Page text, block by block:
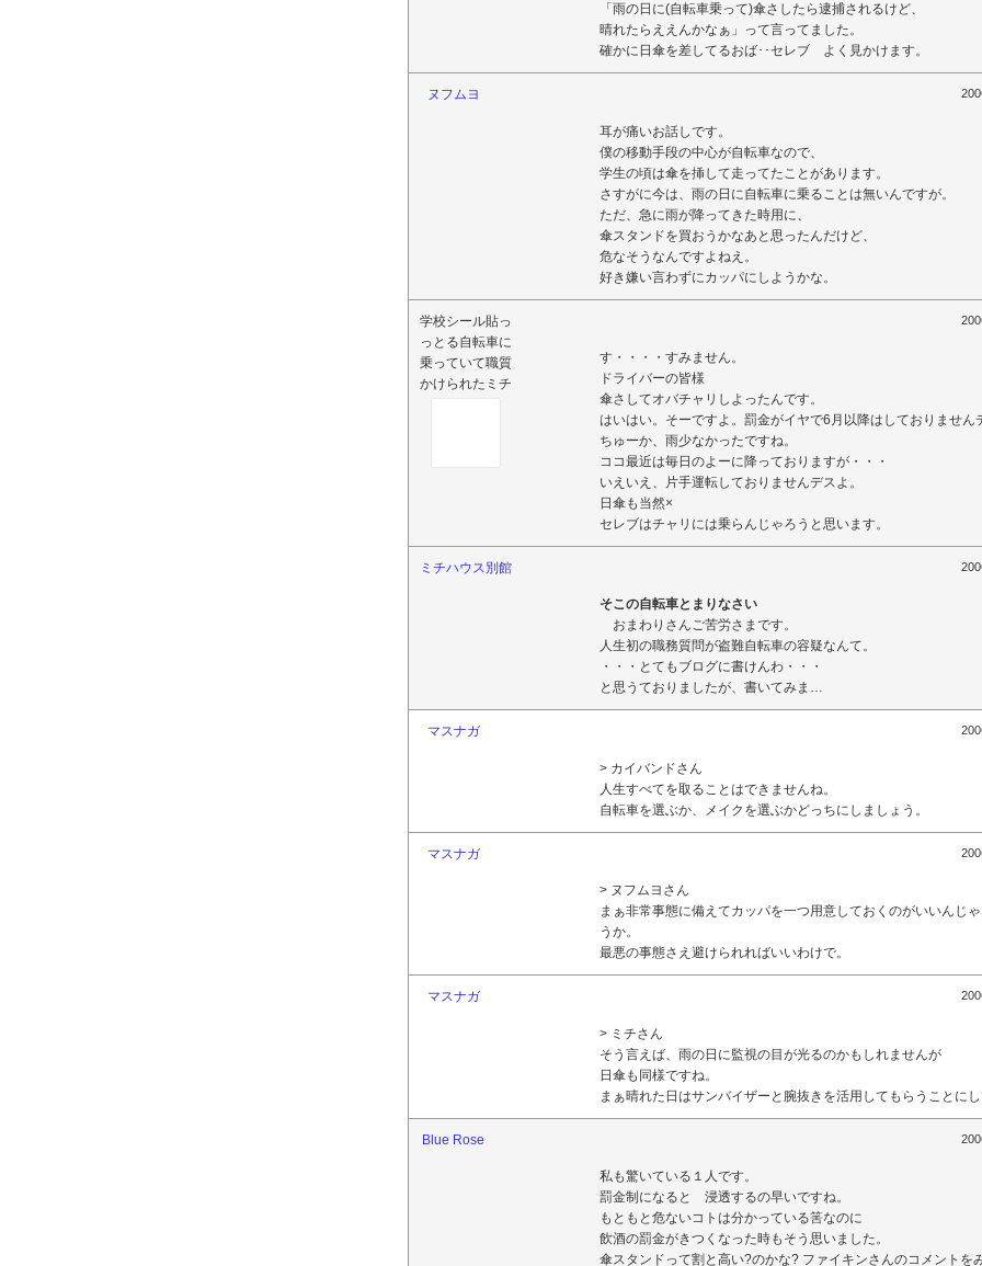
「雨の日に(自転車乗って)傘さしたら逮捕されるけど、
晴れたらええんかなぁ」って言ってました。
確かに日傘を差してるおば･･セレブ よく見かけます。
ヌフムヨ
耳が痛いお話しです。
僕の移動手段の中心が自転車なので、
学生の頃は傘を挿して走ってたことがあります。
さすがに今は、雨の日に自転車に乗ることは無いんですが。
ただ、急に雨が降ってきた時用に、
傘スタンドを買おうかなあと思ったんだけど、
危なそうなんですよねえ。
好き嫌い言わずにカッパにしようかな。
学校シール貼っ
っとる自転車に
乗っていて職質
かけられたミチ
す・・・・すみません。
ドライバーの皆様
傘さしてオバチャリしよったんです。
はいはい。そーですよ。罰金がイヤで6月以降はしておりません
ちゅーか、雨少なかったですね。
ココ最近は毎日のよーに降っておりますが・・・
いえいえ、片手運転しておりませんデスよ。
日傘も当然×
セレブはチャリには乗らんじゃろうと思います。
ミチハウス別館
そこの自転車とまりなさい
おまわりさんご苦労さまです。
人生初の職務質問が盗難自転車の容疑なんて。
・・・とてもブログに書けんわ・・・
と思うておりましたが、書いてみま…
マスナガ
> カイバンドさん
人生すべてを取ることはできませんね。
自転車を選ぶか、メイクを選ぶかどっちにしましょう。
マスナガ
> ヌフムヨさん
まぁ非常事態に備えてカッパを一つ用意しておくのがいいんじ
うか。
最悪の事態さえ避けられればいいわけで。
マスナガ
> ミチさん
そう言えば、雨の日に監視の目が光るのかもしれませんが
日傘も同様ですね。
まぁ晴れた日はサンバイザーと腕抜きを活用してもらうことにし
Blue Rose
私も驚いている１人です。
罰金制になると 浸透するの早いですね。
もともと危ないコトは分かっている筈なのに
飲酒の罰金がきつくなった時もそう思いました。
傘スタンドって割と高い?のかな? ファイキンさんのコメントを